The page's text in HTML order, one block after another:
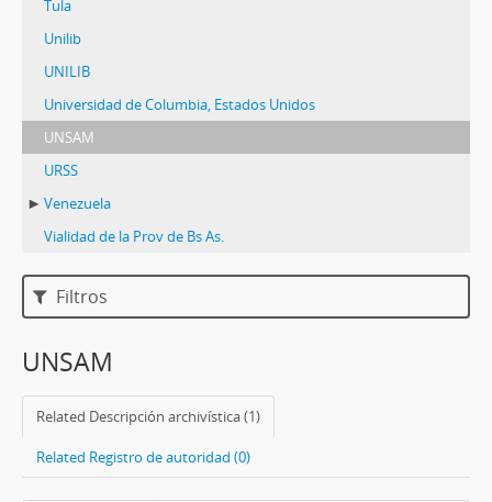
Tula
Unilib
UNILIB
Universidad de Columbia, Estados Unidos
UNSAM
URSS
Venezuela
Vialidad de la Prov de Bs As.
Filtros
UNSAM
Related Descripción archivística (1)
Related Registro de autoridad (0)